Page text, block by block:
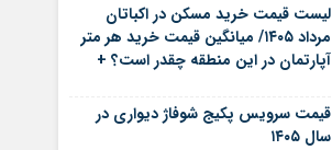
لیست قیمت خرید مسکن در اکباتان
مرداد ۱۴۰۵/ میانگین قیمت خرید هر متر
آپارتمان در این منطقه چقدر است؟ +
قیمت سرویس پکیج شوفاژ دیواری در
سال ۱۴۰۵